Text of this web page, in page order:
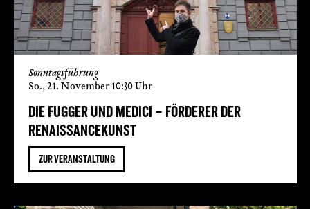
Sonntagsführung
DIE FUGGER UND MEDICI – FÖRDERER DER
RENAISSANCEKUNST
So., 21. November 10:30 Uhr
ZUR VERANSTALTUNG